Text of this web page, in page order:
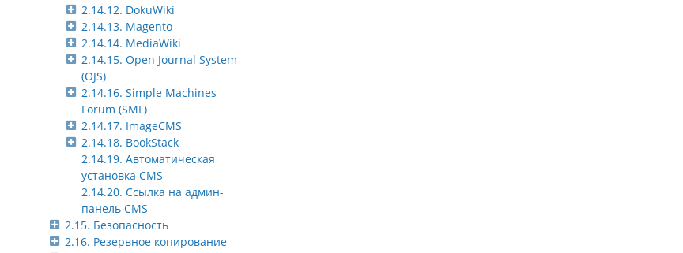
2.14.12. DokuWiki
2.14.13. Magento
2.14.14. MediaWiki
2.14.15. Open Journal System
(OJS)
2.14.16. Simple Machines
Forum (SMF)
2.14.17. ImageCMS
2.14.18. BookStack
2.14.19. Автоматическая
установка CMS
2.14.20. Ссылка на админ-
панель CMS
2.15. Безопасность
2.16. Резервное копирование